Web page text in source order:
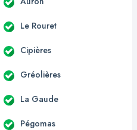
Le Rouret
Cipières
Gréolières
La Gaude
Pégomas